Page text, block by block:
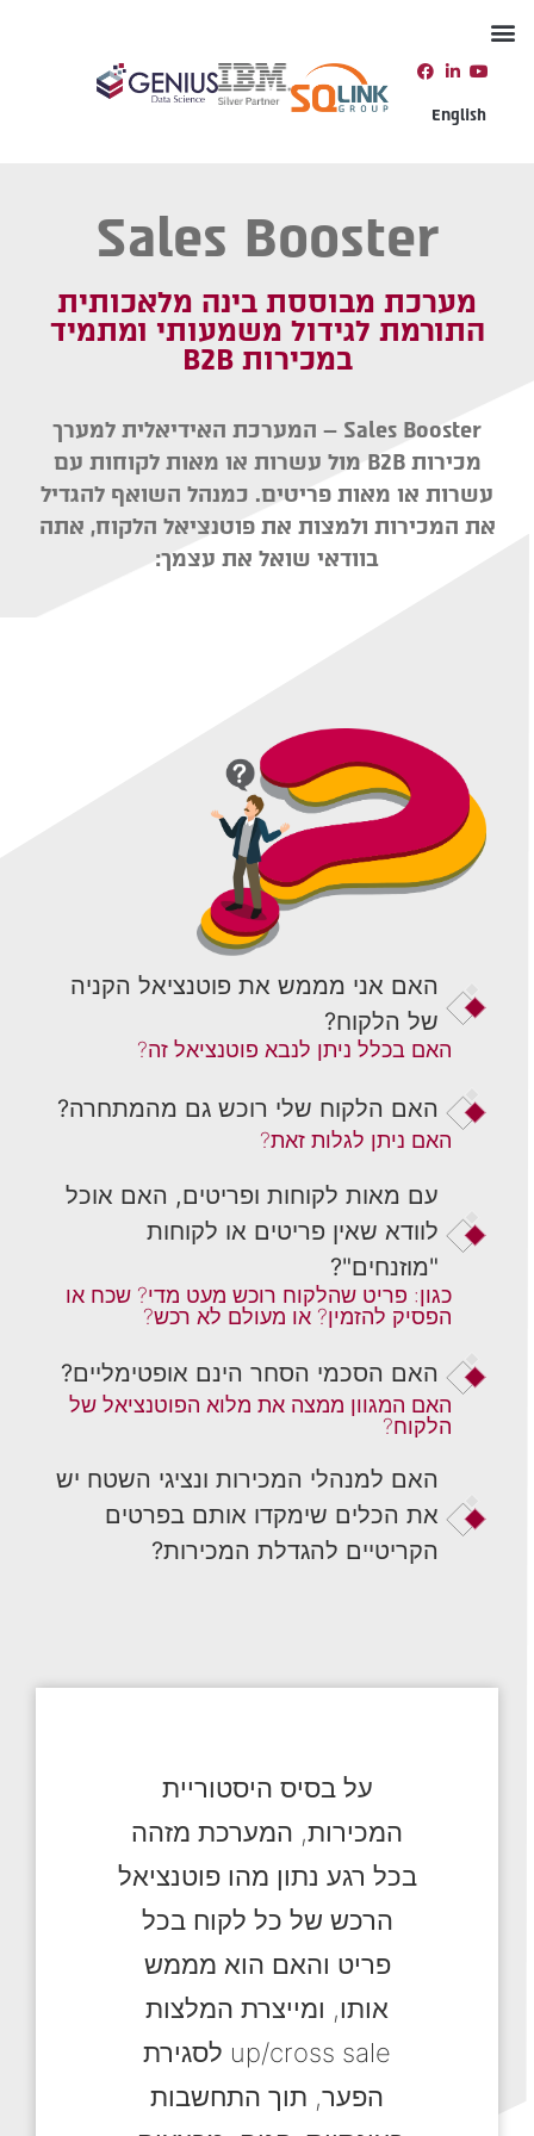
English
Sales Booster
מערכת מבוססת בינה מלאכותית
התורמת לגידול משמעותי ומתמיד
במכירות B2B
Sales Booster – המערכת האידיאלית למערך
מכירות B2B מול עשרות או מאות לקוחות עם
עשרות או מאות פריטים. כמנהל השואף להגדיל
את המכירות ולמצות את פוטנציאל הלקוח, אתה
בוודאי שואל את עצמך:
האם אני מממש את פוטנציאל הקניה
של הלקוח?
האם בכלל ניתן לנבא פוטנציאל זה?
האם הלקוח שלי רוכש גם מהמתחרה?
האם ניתן לגלות זאת?
עם מאות לקוחות ופריטים, האם אוכל
לוודא שאין פריטים או לקוחות
"מוזנחים"?
כגון: פריט שהלקוח רוכש מעט מדי? שכח או
הפסיק להזמין? או מעולם לא רכש?
האם הסכמי הסחר הינם אופטימליים?
האם המגוון ממצה את מלוא הפוטנציאל של
הלקוח?
האם למנהלי המכירות ונציגי השטח יש
את הכלים שימקדו אותם בפרטים
הקריטיים להגדלת המכירות?
על בסיס היסטוריית
המכירות, המערכת מזהה
בכל רגע נתון מהו פוטנציאל
הרכש של כל לקוח בכל
פריט והאם הוא מממש
אותו, ומייצרת המלצות
up/cross sale לסגירת
הפער, תוך התחשבות